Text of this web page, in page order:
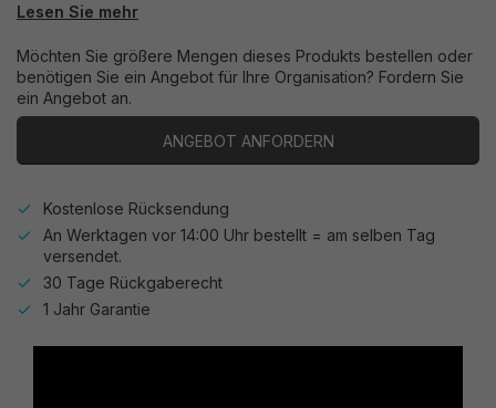
Lesen Sie mehr
Möchten Sie größere Mengen dieses Produkts bestellen oder
benötigen Sie ein Angebot für Ihre Organisation? Fordern Sie
ein Angebot an.
ANGEBOT ANFORDERN
Kostenlose Rücksendung
An Werktagen vor 14:00 Uhr bestellt = am selben Tag
versendet.
30 Tage Rückgaberecht
1 Jahr Garantie